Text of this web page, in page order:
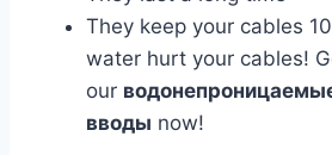
They keep your cables
water hurt your cables!
our
вводы now!